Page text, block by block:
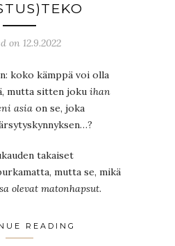
on 12.9.2022
koko kämppä voi olla
mutta sitten joku ihan
asia on se, joka
takaiset
mutta se, mikä
olevat matonhapsut.
READING